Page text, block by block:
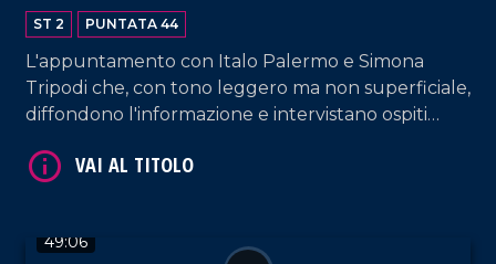
ST 2 PUNTATA 44
L'appuntamento con Italo Palermo e Simona
Tripodi che, con tono leggero ma non superficiale,
diffondono l'informazione e intervistano ospiti
Lamezia Terme.
49:06
VAI AL TITOLO